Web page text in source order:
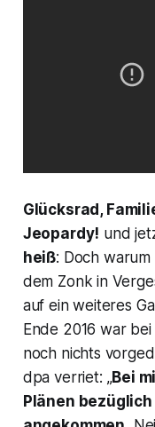
Glücksrad,
Jeopardy! und
heiß: Doch
dem Zonk in
auf ein weiteres
Ende 2016 war
noch nichts
dpa verriet: „Bei
Plänen bezüglich